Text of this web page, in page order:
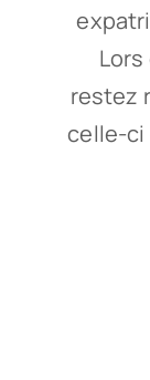
restez
celle-ci